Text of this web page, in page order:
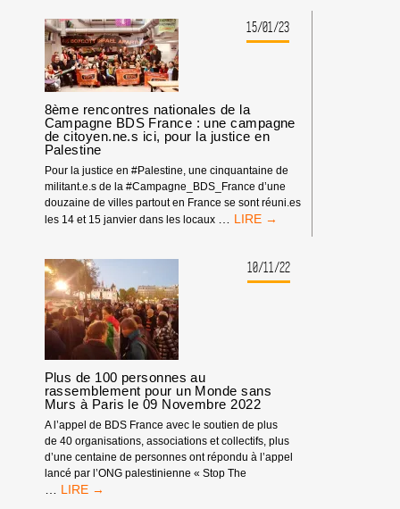
COLONISÉ
APPELLE
À
LA
SOLIDARITÉ,
LA
GAUCHE
DEVRAIT
RÉPONDRE »</STRONG>
15/01/23
8ème rencontres nationales de la
Campagne BDS France : une campagne
de citoyen.ne.s ici, pour la justice en
Palestine
Pour la justice en #Palestine, une cinquantaine de
militant.e.s de la #Campagne_BDS_France d’une
douzaine de villes partout en France se sont réuni.es
les 14 et 15 janvier dans les locaux
8ÈME
RENCONTRES
CITOYEN.NE.S
ICI,
POUR
LA
JUSTICE
EN
10/11/22
Plus de 100 personnes au
rassemblement pour un Monde sans
Murs à Paris le 09 Novembre 2022
A l’appel de BDS France avec le soutien de plus
de 40 organisations, associations et collectifs, plus
d’une centaine de personnes ont répondu à l’appel
lancé par l’ONG palestinienne « Stop The
… PLUS